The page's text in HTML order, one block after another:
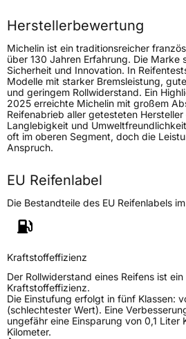
Höchstlast1180 kg
Gewicht (in kg)
17,40 kg
Generelle Merkmale
FahrzeugtypPKW
VerwendungSommerreifen
Modellname Pilot Sport AS 4
Weitere Eigenschaften
Schlauchtyp
ZustandNeureifen
M+SJa
VerstärktXL
Herstellerbewertung
Michelin ist ein traditionsreicher
über 130 Jahren Erfahrung. Die Marke
Sicherheit und Innovation. In
Modelle mit starker Bremsleistung,
und geringem Rollwiderstand. Ein
2025 erreichte Michelin mit großem
Reifenabrieb aller getesteten
Langlebigkeit und
oft im oberen Segment, doch die
Anspruch.
EU Reifenlabel
Die Bestandteile des EU Reifenlabels
Kraftstoffeffizienz
Der Rollwiderstand eines Reifens ist
Kraftstoffeffizienz.
Die Einstufung erfolgt in fünf Klassen:
(schlechtester Wert). Eine
ungefähr eine Einsparung von 0,1 Liter
Kilometer.